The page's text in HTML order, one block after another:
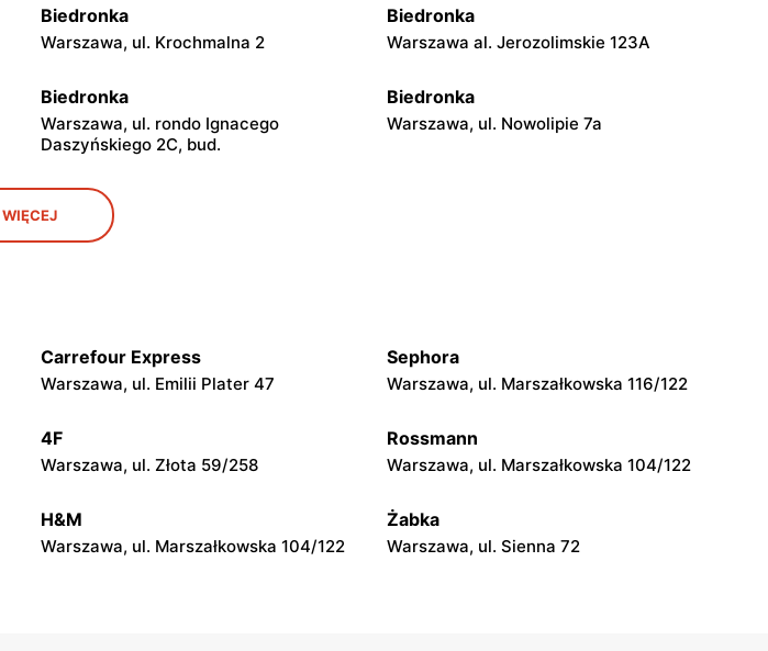
Biedronka
Warszawa, ul. Krochmalna 2
Biedronka
Warszawa al. Jerozolimskie 123A
Biedronka
Warszawa, ul. rondo Ignacego
Daszyńskiego 2C, bud.
Biedronka
Warszawa, ul. Nowolipie 7a
Biedronka
Warszawa, ul. Dobra 42
Warszawa, ul. Puławska 111b Warszawa, ul. Dzika 4
Warszawa, ul. Sokołowska 11 Warszawa, ul. plac Gen. Józefa Hallera 6
WIĘCEJ
Carrefour Express
Warszawa, ul. Emilii Plater 47
Sephora
Warszawa, ul. Marszałkowska 116/122
4F
Warszawa, ul. Złota 59/258
Rossmann
Warszawa, ul. Marszałkowska 104/122
H&M
Warszawa, ul. Marszałkowska 104/122
Żabka
Warszawa, ul. Sienna 72